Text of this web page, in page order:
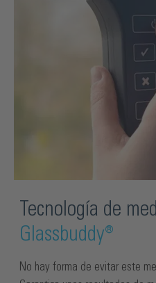
Tecnología de
Glassbuddy®
No hay forma de evitar este